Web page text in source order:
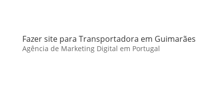
Fazer site para Transportadora em Guimarães
Agência de Marketing Digital em Portugal